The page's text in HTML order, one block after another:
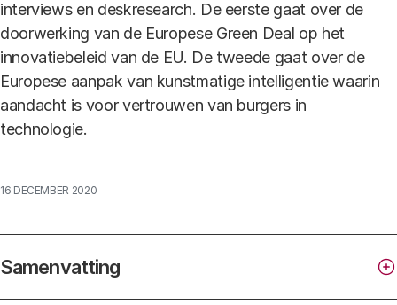
interviews en deskresearch. De eerste gaat over de
doorwerking van de Europese Green Deal op het
innovatiebeleid van de EU. De tweede gaat over de
Europese aanpak van kunstmatige intelligentie waarin
aandacht is voor vertrouwen van burgers in
technologie.
16 DECEMBER 2020
Samenvatting